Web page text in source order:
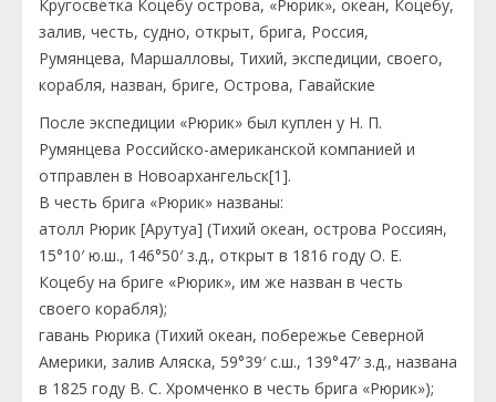
После экспедиции «Рюрик» был куплен у Н. П.
Румянцева Российско-американской компанией и
отправлен в Новоархангельск[1].
В честь брига «Рюрик» названы:
атолл Рюрик [Арутуа] (Тихий океан, острова Россиян,
15°10′ ю.ш., 146°50′ з.д., открыт в 1816 году О. Е.
Коцебу на бриге «Рюрик», им же назван в честь
своего корабля);
гавань Рюрика (Тихий океан, побережье Северной
Америки, залив Аляска, 59°39′ с.ш., 139°47′ з.д., названа
в 1825 году В. С. Хромченко в честь брига «Рюрик»);